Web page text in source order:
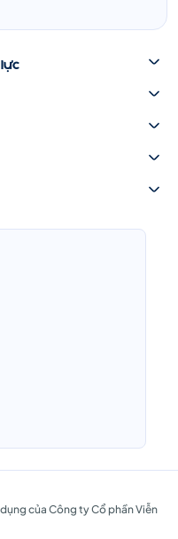
của Công ty Cổ phần Viễn